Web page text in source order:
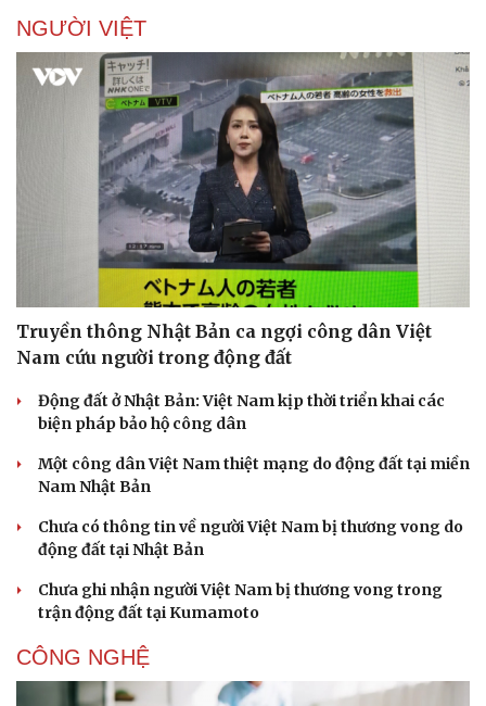
Dinh dưỡng - món ngon
Cây thuốc
Nhi khoa
Nam khoa
Làm đẹp - giảm cân
Phòng mạch online
Ăn sạch sống khỏe
Nhà đẹp
NGƯỜI VIỆT
Truyền thông Nhật Bản ca ngợi công dân Việt
Nam cứu người trong động đất
Động đất ở Nhật Bản: Việt Nam kịp thời triển khai các
biện pháp bảo hộ công dân
Một công dân Việt Nam thiệt mạng do động đất tại miền
Nam Nhật Bản
Chưa có thông tin về người Việt Nam bị thương vong do
động đất tại Nhật Bản
Chưa ghi nhận người Việt Nam bị thương vong trong
trận động đất tại Kumamoto
CÔNG NGHỆ